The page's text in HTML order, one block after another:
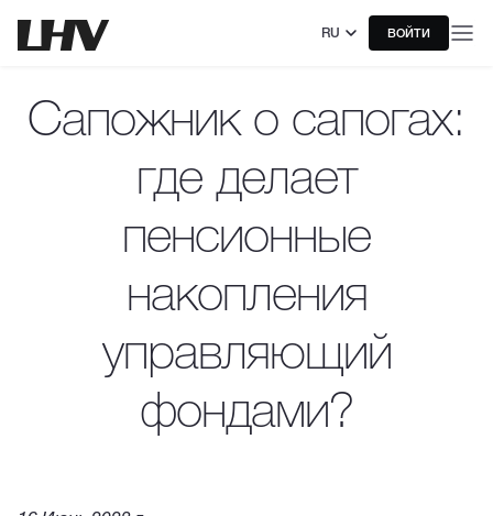
RU ВОЙТИ
Сапожник о сапогах:
где делает
пенсионные
накопления
управляющий
фондами?